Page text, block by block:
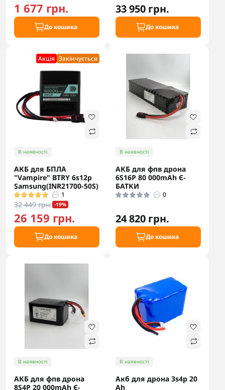
1 677 грн.
До кошика
33 950 грн.
До кошика
Акцiя Закінчується
В наявності
АКБ для БПЛА
"Vampire" BTRY 6s12p
Samsung(INR21700-50S)
1
32 449 грн. -19%
26 159 грн.
До кошика
В наявності
АКБ для фпв дрона
6S16P 80 000mAh Є-
БАТКИ
0
24 820 грн.
До кошика
В наявності
АКБ для фпв дрона
8S4P 20 000mAh Є-
В наявності
Акб для дрона 3s4p 20
Аh